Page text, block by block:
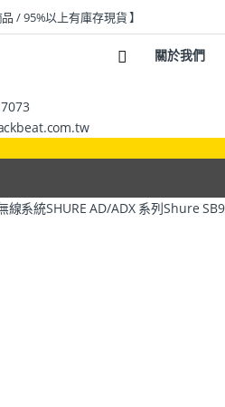
/ 95%以上有庫存現貨 】
關於我們
線系統SHURE AD/ADX 系列Shure